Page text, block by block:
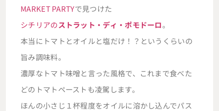
MARKET PARTYで見つけた
シチリアのストラット・ディ・ポモドーロ。
本当にトマトとオイルと塩だけ！？というくらいの
旨み調味料。
濃厚なトマト味噌と言った風格で、これまで食べた
どのトマトペーストも凌駕します。
ほんの小さじ１杯程度をオイルに溶かし込んでパス